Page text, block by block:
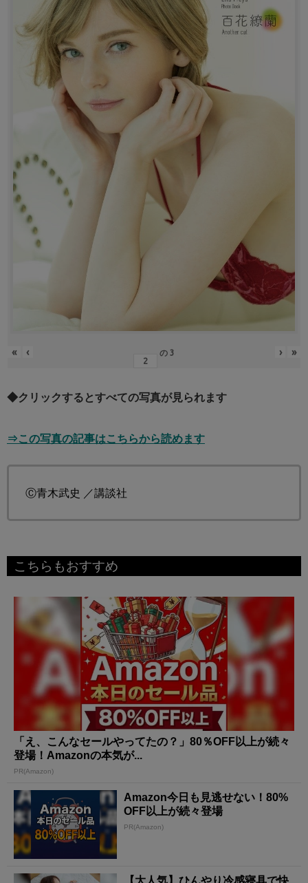
« ‹ の 3 › »
◆クリックするとすべての写真が見られます
⇒この写真の記事はこちらから読めます
Ⓒ青木武史 ／講談社
こちらもおすすめ
「え、こんなセールやってたの？」80％OFF以上が続々
登場！Amazonの本気が...
PR(Amazon)
Amazon今日も見逃せない！80%
OFF以上が続々登場
PR(Amazon)
【大人気】ひんやり冷感寝具で快